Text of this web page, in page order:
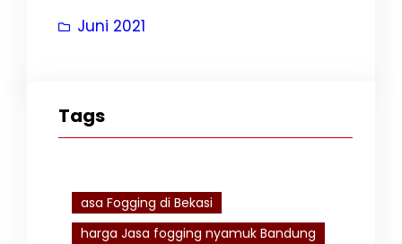
Juni 2021
Tags
asa Fogging di Bekasi
harga Jasa fogging nyamuk Bandung